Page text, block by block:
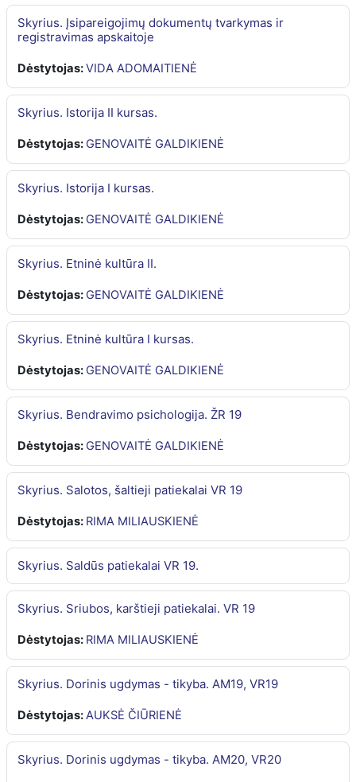
Skyrius. Įsipareigojimų dokumentų tvarkymas ir
registravimas apskaitoje
Dėstytojas:VIDA ADOMAITIENĖ
Skyrius. Istorija II kursas.
Dėstytojas: GENOVAITĖ GALDIKIENĖ
Skyrius. Istorija I kursas.
Dėstytojas: GENOVAITĖ GALDIKIENĖ
Skyrius. Etninė kultūra II.
Dėstytojas: GENOVAITĖ GALDIKIENĖ
Skyrius. Etninė kultūra I kursas.
Dėstytojas: GENOVAITĖ GALDIKIENĖ
Skyrius. Bendravimo psichologija. ŽR 19
Dėstytojas: GENOVAITĖ GALDIKIENĖ
Skyrius. Salotos, šaltieji patiekalai VR 19
Dėstytojas: RIMA MILIAUSKIENĖ
Skyrius. Saldūs patiekalai VR 19.
Skyrius. Sriubos, karštieji patiekalai. VR 19
Dėstytojas: RIMA MILIAUSKIENĖ
Skyrius. Dorinis ugdymas - tikyba. AM19, VR19
Dėstytojas:AUKSĖ ČIŪRIENĖ
Skyrius. Dorinis ugdymas - tikyba. AM20, VR20